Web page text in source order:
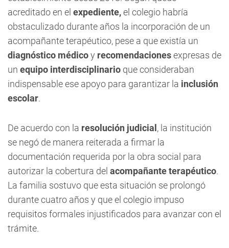
acreditado en el expediente,el colegio habría
obstaculizado durante años la incorporación de un
acompañante terapéutico, pese a que existía un
diagnóstico médicoy recomendacionesexpresas de
un equipo interdisciplinario que consideraban
indispensable ese apoyo para garantizar la inclusión
escolar.
De acuerdo con la resolución judicial , la institución
se negó de manera reiterada a firmar la
documentación requerida por la obra social para
autorizar la cobertura del acompañante terapéutico.
La familia sostuvo que esta situación se prolongó
durante cuatro años y que el colegio impuso
requisitos formales injustificados para avanzar con el
trámite.